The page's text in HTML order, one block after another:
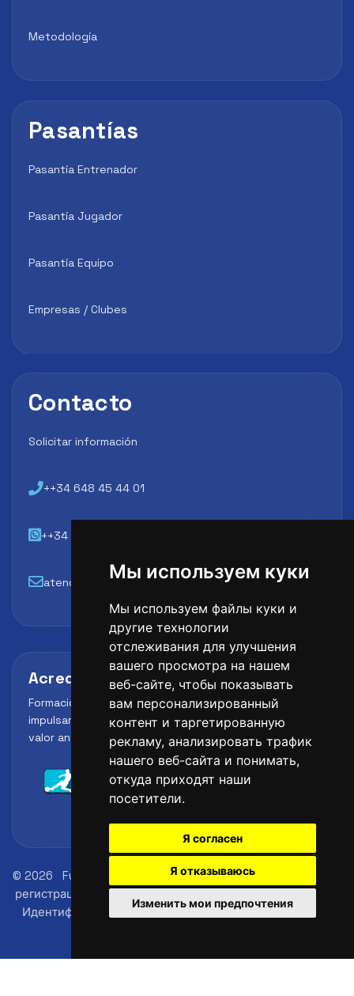
Мы используем куки
Мы используем файлы куки и
другие технологии
отслеживания для улучшения
вашего просмотра на нашем
веб-сайте, чтобы показывать
вам персонализированный
контент и таргетированную
рекламу, анализировать трафик
нашего веб-сайта и понимать,
откуда приходят наши
посетители.
Я согласен
Я отказываюсь
Изменить мои предпочтения
Metodología
Pasantías
Pasantía Entrenador
Pasantía Jugador
Pasantía Equipo
Empresas / Clubes
Contacto
Solicitar información
++34 648 45 44 01
++34 648 45 44 01
atencion@futbollab.com
Acreditaciones y alianzas
Formación, metodología y reconocimiento para
impulsar el perfil profesional del alumno y reforzar su
valor ante clubes, academias y entidades deportivas.
© 2026 FutbolLab Spain Soccer Academy
регистрации: 145 - 147 St John St, London, EC1V 4PW, UK
Идентификационный номер: 09033026
телефон: +34